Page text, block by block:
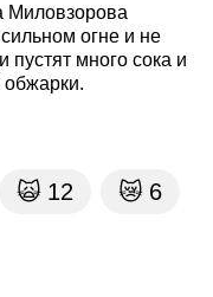
Миловзорова
огне и не
пустят много сока и
обжарки.
🙀 12 😿 6